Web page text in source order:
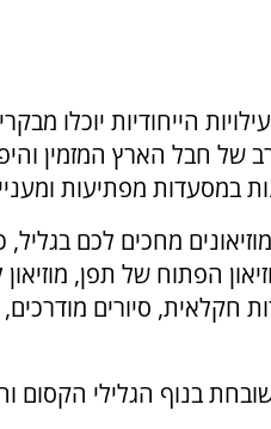
הייחודיות יוכלו
של חבל הארץ המזמין
במסעדות מפתיעות
מחכים לכם
הפתוח של תפן,
חקלאית, סיורים
בנוף הגלילי הקסום